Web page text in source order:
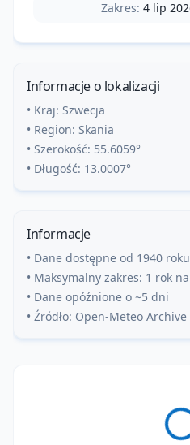
Zakres: 4 lip
Informacje o lokalizacji
• Kraj: Szwecja
• Region: Skania
• Szerokość: 55.6059°
• Długość: 13.0007°
Informacje
• Dane dostępne od 1940 roku
• Maksymalny zakres: 1 rok
• Dane opóźnione o ~5 dni
• Źródło: Open-Meteo Archive